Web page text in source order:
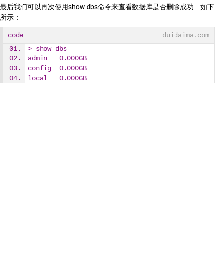
最后我们可以再次使用show dbs命令来查看数据库是否删除成功，如下
所示：
code
duidaima.com
> show dbs
admin   0.000GB
config  0.000GB
local   0.000GB